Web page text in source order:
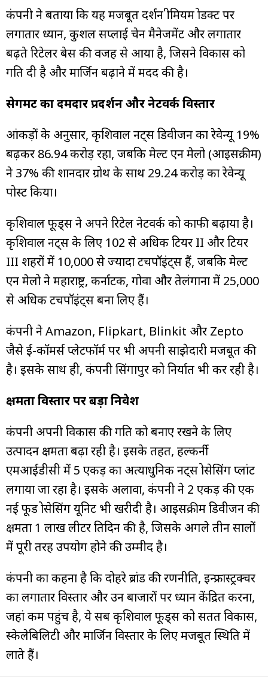
कंपनी ने बताया कि यह मजबूत प्रदर्शन प्रीमियम प्रोडक्ट पर
लगातार ध्यान, कुशल सप्लाई चेन मैनेजमेंट और लगातार
बढ़ते रिटेलर बेस की वजह से आया है, जिसने विकास को
गति दी है और मार्जिन बढ़ाने में मदद की है।
सेगमेंट का दमदार प्रदर्शन और नेटवर्क विस्तार
आंकड़ों के अनुसार, कृशिवाल नट्स डिवीजन का रेवेन्यू 19%
बढ़कर ₹86.94 करोड़ रहा, जबकि मेल्ट एन मेलो (आइसक्रीम)
ने 37% की शानदार ग्रोथ के साथ ₹29.24 करोड़ का रेवेन्यू
पोस्ट किया।
कृशिवाल फूड्स ने अपने रिटेल नेटवर्क को काफी बढ़ाया है।
कृशिवाल नट्स के लिए 102 से अधिक टियर II और टियर
III शहरों में 10,000 से ज्यादा टचपॉइंट्स हैं, जबकि मेल्ट
एन मेलो ने महाराष्ट्र, कर्नाटक, गोवा और तेलंगाना में 25,000
से अधिक टचपॉइंट्स बना लिए हैं।
कंपनी ने Amazon, Flipkart, Blinkit और Zepto
जैसे ई-कॉमर्स प्लेटफॉर्म पर भी अपनी साझेदारी मजबूत की
है। इसके साथ ही, कंपनी सिंगापुर को निर्यात भी कर रही है।
क्षमता विस्तार पर बड़ा निवेश
कंपनी अपनी विकास की गति को बनाए रखने के लिए
उत्पादन क्षमता बढ़ा रही है। इसके तहत, हल्कर्नी
एमआईडीसी में 5 एकड़ का अत्याधुनिक नट्स प्रोसेसिंग प्लांट
लगाया जा रहा है। इसके अलावा, कंपनी ने 2 एकड़ की एक
नई फूड प्रोसेसिंग यूनिट भी खरीदी है। आइसक्रीम डिवीजन की
क्षमता 1 लाख लीटर प्रतिदिन की है, जिसके अगले तीन सालों
में पूरी तरह उपयोग होने की उम्मीद है।
कंपनी का कहना है कि दोहरे ब्रांड की रणनीति, इन्फ्रास्ट्रक्चर
का लगातार विस्तार और उन बाजारों पर ध्यान केंद्रित करना,
जहां कम पहुंच है, ये सब कृशिवाल फूड्स को सतत विकास,
स्केलेबिलिटी और मार्जिन विस्तार के लिए मजबूत स्थिति में
लाते हैं।